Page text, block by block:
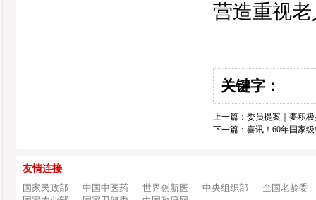
营造重视
关键字：
上一篇： 委员提案｜要积
下一篇： 喜讯！60年国家
友情连接
国家民政部
中国中医药 世界创新医 中央组织部
全国老龄委